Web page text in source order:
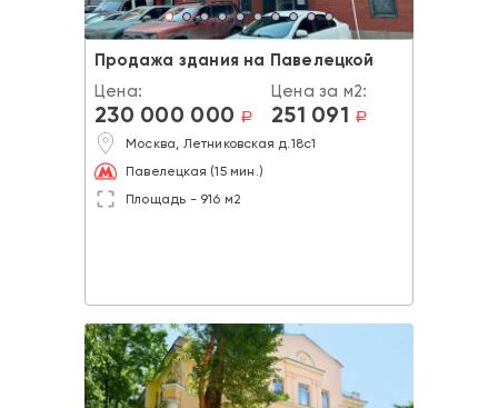
Продажа здания на Павелецкой
Цена:
230 000 000 a
Цена за м2:
251 091 a
Москва, Летниковская д.18с1
Павелецкая (15 мин.)
Площадь - 916 м2